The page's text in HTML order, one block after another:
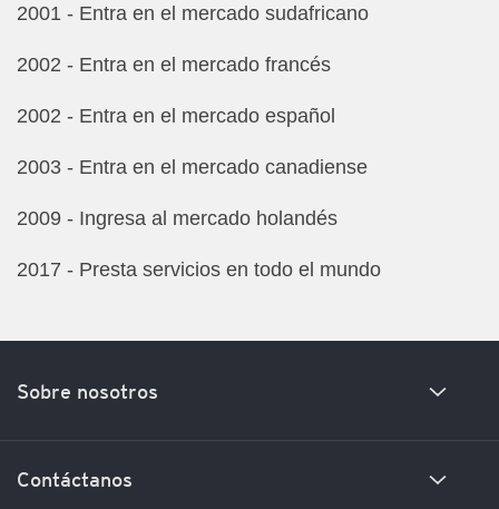
2001 - Entra en el mercado sudafricano
2002 - Entra en el mercado francés
2002 - Entra en el mercado español
2003 - Entra en el mercado canadiense
2009 - Ingresa al mercado holandés
2017 - Presta servicios en todo el mundo
Sobre nosotros
Encuentra a nuestro equipo
Contáctanos